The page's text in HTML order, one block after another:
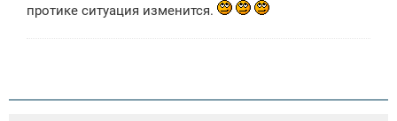
протике ситуация изменится.